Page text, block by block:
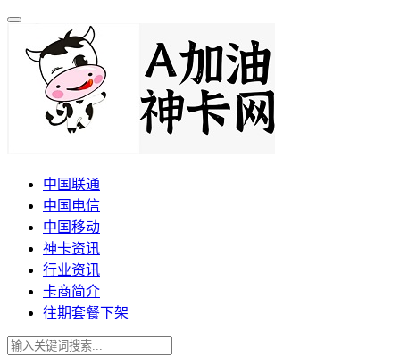
中国联通
中国电信
中国移动
神卡资讯
行业资讯
卡商简介
往期套餐下架